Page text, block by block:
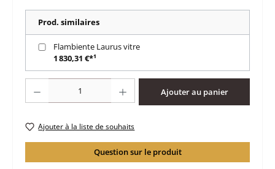
Prod. similaires
Flambiente Laurus vitre
1 830,31 €*¹
Ajouter au panier
Ajouter à la liste de souhaits
Question sur le produit